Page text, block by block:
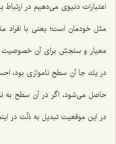
اعتبارات دنیوی می‌دهیم در ارتباط
مثل خودمان است؛ یعنی با
معیار و سنجش برای آن خصوصیت
در یك جا آن سطح ناموازی بود،
حاصل می‌شود، اگر در آن سطح به
در این موقعیت تبدیل به ذلّت در